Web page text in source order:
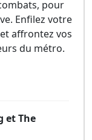
pour
Enfilez votre
affrontez vos
du métro.
et The